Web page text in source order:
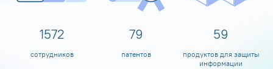
1600
сотрудников
80
патентов
60
продуктов для защиты
информации